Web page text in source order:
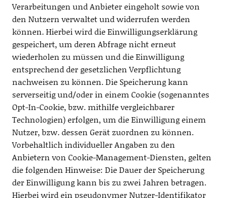
Verarbeitungen und Anbieter eingeholt sowie von
den Nutzern verwaltet und widerrufen werden
können. Hierbei wird die Einwilligungserklärung
gespeichert, um deren Abfrage nicht erneut
wiederholen zu müssen und die Einwilligung
entsprechend der gesetzlichen Verpflichtung
nachweisen zu können. Die Speicherung kann
serverseitig und/oder in einem Cookie (sogenanntes
Opt-In-Cookie, bzw. mithilfe vergleichbarer
Technologien) erfolgen, um die Einwilligung einem
Nutzer, bzw. dessen Gerät zuordnen zu können.
Vorbehaltlich individueller Angaben zu den
Anbietern von Cookie-Management-Diensten, gelten
die folgenden Hinweise: Die Dauer der Speicherung
der Einwilligung kann bis zu zwei Jahren betragen.
Hierbei wird ein pseudonymer Nutzer-Identifikator